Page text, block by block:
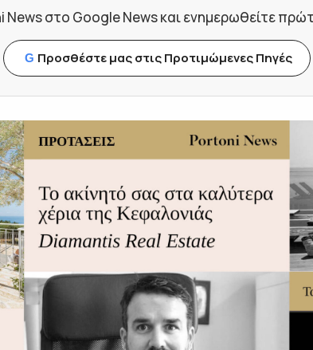
στο Google News και ενημερωθείτε
G Προσθέστε μας στις Προτιμώμενες Πηγές